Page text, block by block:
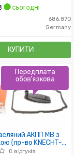
сьогодні
686.870
Germany
КУПИТИ
АКПП MB з
(пр-во KNECHT-
0 відгуків
Передплата
обов'язкова